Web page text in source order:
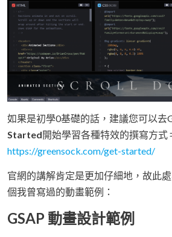
如果是初學0基礎的話，建議您可以去
Started開始學習各種特效的撰寫方
https://greensock.com/get-started/
官網的講解肯定是更加仔細地，故此
個我曾寫過的動畫範例：
GSAP 動畫設計範例